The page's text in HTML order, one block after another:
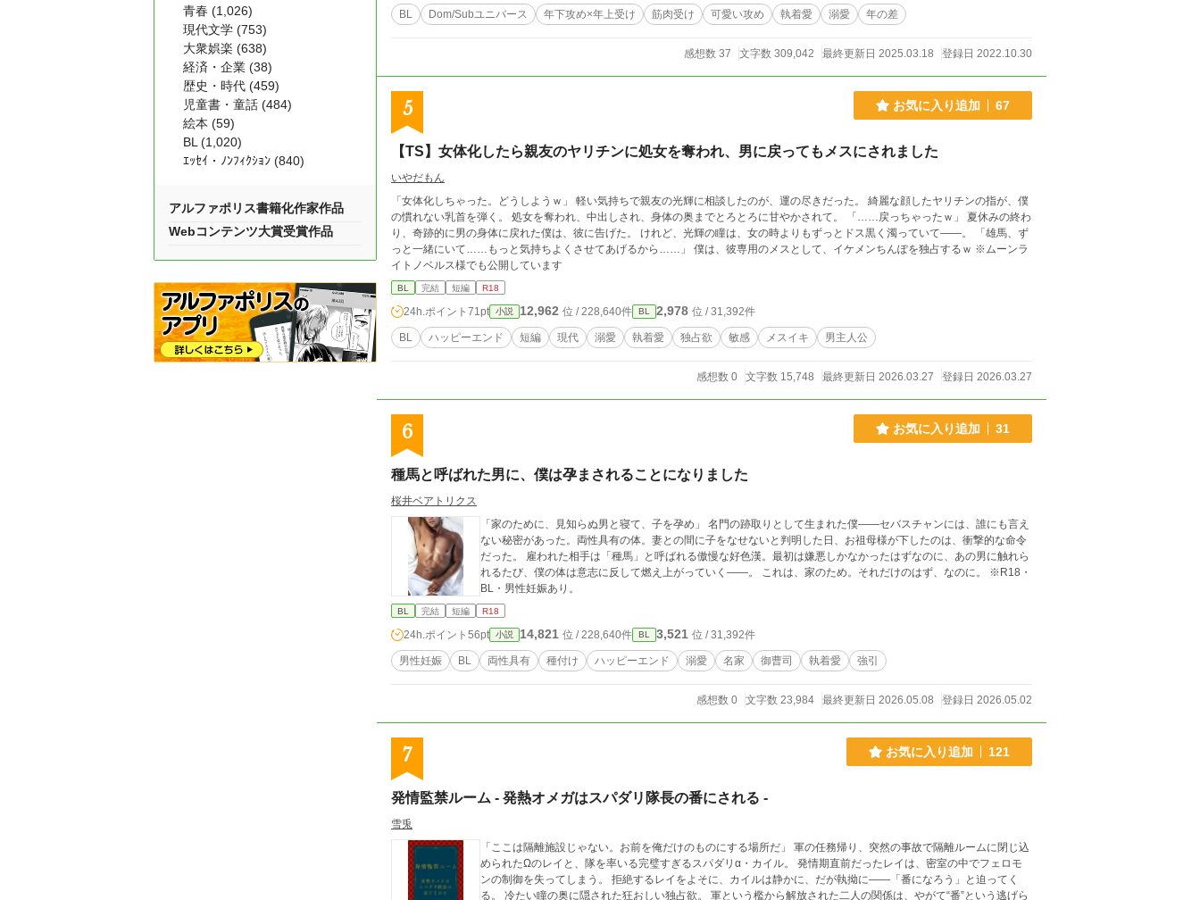
BL Dom/Subユニバース 年下攻め×年上受け 筋肉受け 可愛い攻め 執着愛 溺愛 年の差
感想数 37 文字数 309,042 最終更新日 2025.03.18 登録日 2022.10.30
5 お気に入り追加 67
【TS】女体化したら親友のヤリチンに処女を奪われ、男に戻ってもメスにされました
いやだもん
「女体化しちゃった。どうしようｗ」 軽い気持ちで親友の光輝に相談したのが、運の尽きだった。 綺麗な顔したヤリチンの指が、僕
の慣れない乳首を弾く。 処女を奪われ、中出しされ、身体の奥までとろとろに甘やかされて。 「……戻っちゃったｗ」 夏休みの終わ
り、奇跡的に男の身体に戻れた僕は、彼に告げた。 けれど、光輝の瞳は、女の時よりもずっとドス黒く濁っていて――。 「雄馬、ず
っと一緒にいて……もっと気持ちよくさせてあげるから……」 僕は、彼専用のメスとして、イケメンちんぽを独占するｗ ※ムーンラ
イトノベルス様でも公開しています
BL 完結 短編 R18
24h.ポイント 71pt 小説 12,962 位 / 228,640件 BL 2,978 位 / 31,392件
BL ハッピーエンド 短編 現代 溺愛 執着愛 独占欲 敏感 メスイキ 男主人公
感想数 0 文字数 15,748 最終更新日 2026.03.27 登録日 2026.03.27
6 お気に入り追加 31
種馬と呼ばれた男に、僕は孕まされることになりました
桜井ベアトリクス
「家のために、見知らぬ男と寝て、子を孕め」 名門の跡取りとして生まれた僕——セバスチャンには、誰にも言え
ない秘密があった。両性具有の体。妻との間に子をなせないと判明した日、お祖母様が下したのは、衝撃的な命令
だった。 雇われた相手は「種馬」と呼ばれる傲慢な好色漢。最初は嫌悪しかなかったはずなのに、あの男に触れら
れるたび、僕の体は意志に反して燃え上がっていく——。 これは、家のため。それだけのはず、なのに。 ※R18・
BL・男性妊娠あり。
BL 完結 短編 R18
24h.ポイント 56pt 小説 14,821 位 / 228,640件 BL 3,521 位 / 31,392件
男性妊娠 BL 両性具有 種付け ハッピーエンド 溺愛 名家 御曹司 執着愛 強引
感想数 0 文字数 23,984 最終更新日 2026.05.08 登録日 2026.05.02
7 お気に入り追加 121
発情監禁ルーム - 発熱オメガはスパダリ隊長の番にされる -
雪兎
「ここは隔離施設じゃない。お前を俺だけのものにする場所だ」 軍の任務帰り、突然の事故で隔離ルームに閉じ込
められたΩのレイと、隊を率いる完璧すぎるスパダリα・カイル。 発情期直前だったレイは、密室の中でフェロモ
ンの制御を失ってしまう。 拒絶するレイをよそに、カイルは静かに、だが執拗に――「番になろう」と迫ってく
る。 冷たい瞳の奥に隠された狂おしい独占欲。 軍という檻から解放された二人の関係は、やがて“番”という逃げら
青春 (1,026)
現代文学 (753)
大衆娯楽 (638)
経済・企業 (38)
歴史・時代 (459)
児童書・童話 (484)
絵本 (59)
BL (1,020)
ｴｯｾｲ・ﾉﾝﾌｨｸｼｮﾝ (840)
アルファポリス書籍化作家作品
Webコンテンツ大賞受賞作品